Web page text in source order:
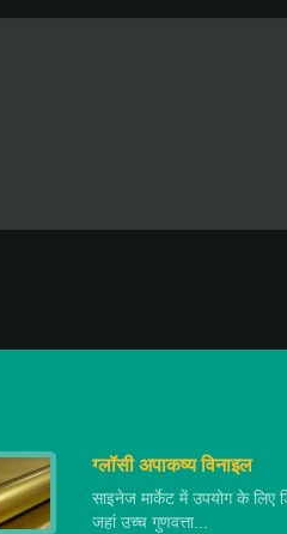
ग्लॉसी अपाकष्य विनाइल
साइनेज मार्केट में उपयोग के लिए
जहां उच्च गुणवत्ता...